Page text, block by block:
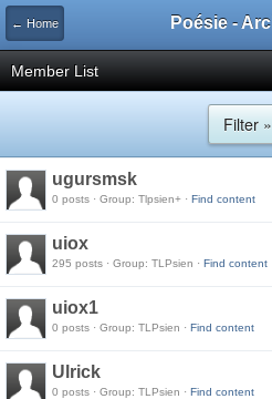
← Home
Member List
Filter »
ugursmsk
0 posts · Group: Tlpsien+ · Find content
uiox
295 posts · Group: TLPsien · Find content
uiox1
0 posts · Group: TLPsien · Find content
Ulrick
0 posts · Group: TLPsien · Find content